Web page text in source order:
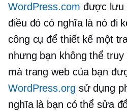
WordPress.com được lưu
điều đó có nghĩa là nó đi
công cụ để thiết kế một
nhưng bạn không thể
mà trang web của bạn
WordPress.org sử dụng
nghĩa là bạn có thể sửa